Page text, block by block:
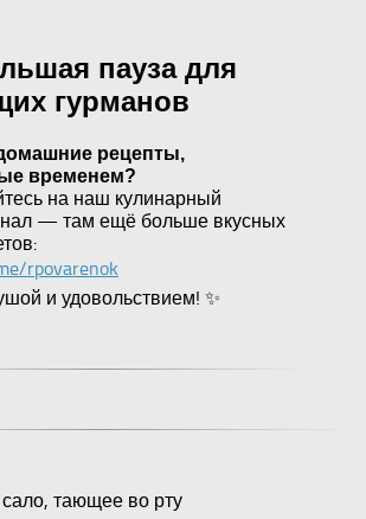
пауза для
гурманов
рецепты,
временем?
на наш кулинарный
— там ещё больше вкусных
rpovarenok
и удовольствием! ✨